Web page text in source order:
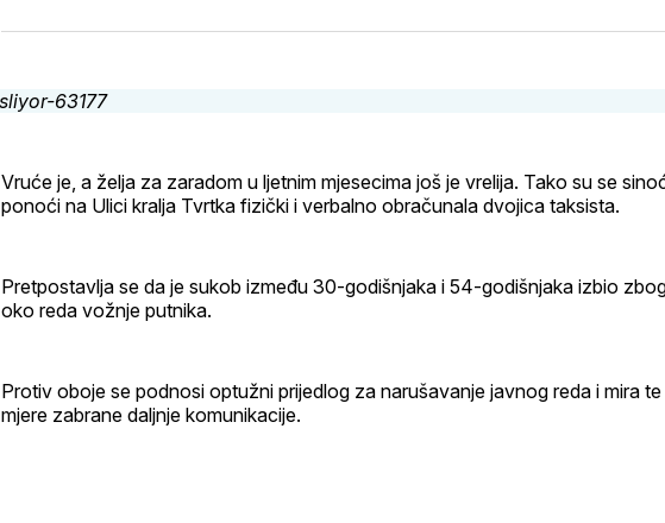
FacebookLinkedIn maila
Vruće je, a želja za zaradom u ljetnim mjesecima još je vrelija. Tako su se
ponoći na Ulici kralja Tvrtka fizički i verbalno obračunala dvojica taksista.
Pretpostavlja se da je sukob između 30-godišnjaka i 54-godišnjaka izbio
oko reda vožnje putnika.
Protiv oboje se podnosi optužni prijedlog za narušavanje javnog reda i mira
mjere zabrane daljnje komunikacije.